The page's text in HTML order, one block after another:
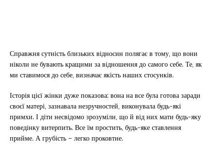
Справжня сутність близьких відносин полягає в тому, що вони
ніколи не бувають кращими за відношення до самого себе. Те, як
ми ставимося до себе, визначає якість наших стосунків.
Історія цієї жінки дуже показова: вона на все була готова заради
своєї матері, зазнавала незручностей, виконувала будь-які
примхи. І діти несвідомо зрозуміли, що й від них мати будь-яку
поведінку витерпить. Все їм простить, будь-яке ставлення
прийме. А грубість – легко проковтне.